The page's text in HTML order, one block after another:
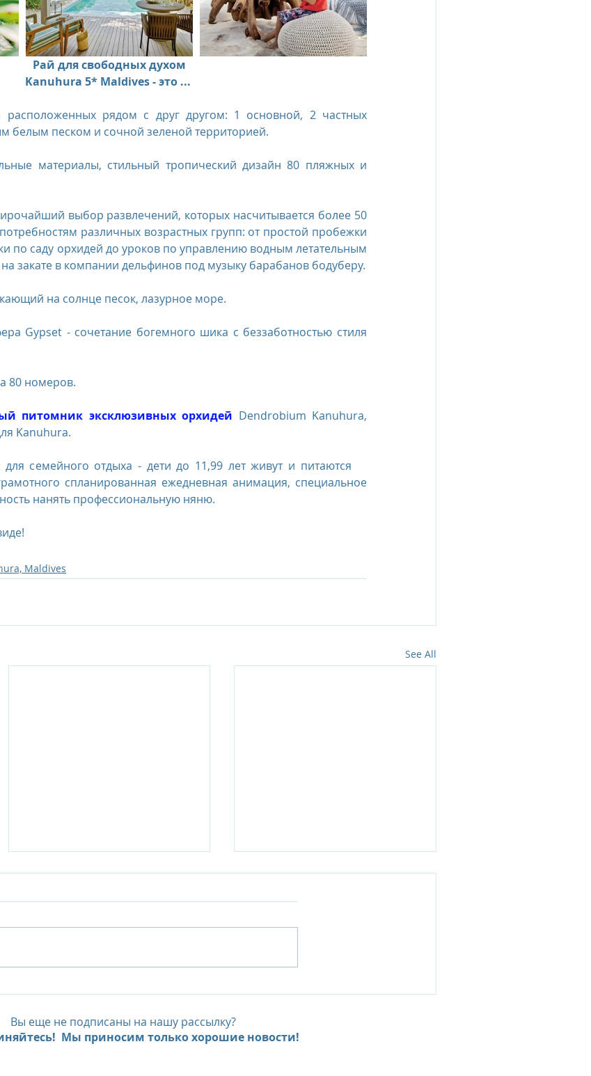
Рай для свободных духом
Kanuhura 5* Maldives - это ...
рядом с друг другом: 1 основной, 2 частных
белым песком и сочной зеленой территорией.
материалы, стильный тропический дизайн 80 пляжных и
выбор развлечений, которых насчитывается более 50
различных возрастных групп: от простой пробежки
по саду орхидей до уроков по управлению водным летательным
закате в компании дельфинов под музыку барабанов бодуберу.
на солнце песок, лазурное море.
Gypset - сочетание богемного шика с беззаботностью стиля
80 номеров.
питомник эксклюзивных орхидей Dendrobium Kanuhura,
Kanuhura.
для семейного отдыха - дети до 11,99 лет живут и питаются
спланированная ежедневная анимация, специальное
нанять профессиональную няню.
Maldives
See All
эксклюзивное
предложение для
многокомнатных вилл и
Вы еще не подписаны на нашу рассылку?
Мы приносим только хорошие новости!